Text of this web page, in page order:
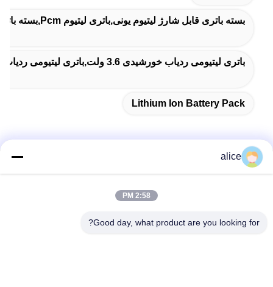
بسته باتری قابل شارژ لیتیوم یونی,باتری لیتیوم Pcm,بسته باتری لیتیوم یون
باتری لیتیومی ردیاب خورشیدی 3.6 ولت,باتری لیتیومی ردیاب خورشیدی THLB,باتری‌های لیتیومی قابل شارژ THLB
Lithium Ion Battery Pack
جاده پنجم فویوان، پارک صنعتی باتری لیتیوم، منطقه تکنولوژی بالا،
alice
2:58 PM
Good day, what product are you looking for?